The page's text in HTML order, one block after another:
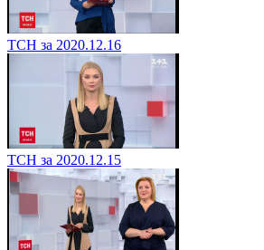
ТСН за 2020.12.16
ТСН за 2020.12.15